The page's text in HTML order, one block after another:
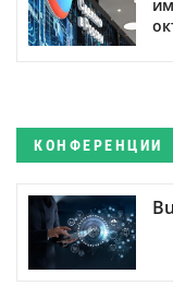
КОНФЕРЕНЦИИ